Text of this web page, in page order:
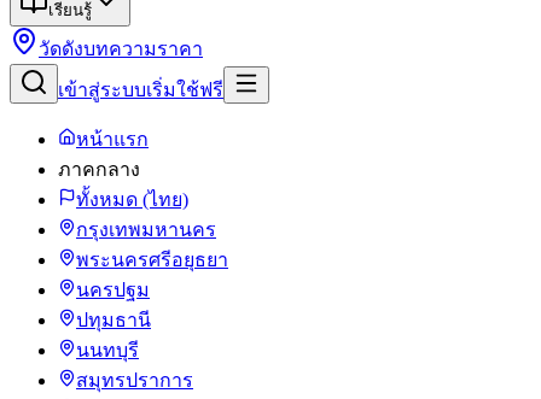
เรียนรู้
วัดดังบทความราคา
เข้าสู่ระบบเริ่มใช้ฟรี
หน้าแรก
ภาคกลาง
ทั้งหมด (ไทย)
กรุงเทพมหานคร
พระนครศรีอยุธยา
นครปฐม
ปทุมธานี
นนทบุรี
สมุทรปราการ